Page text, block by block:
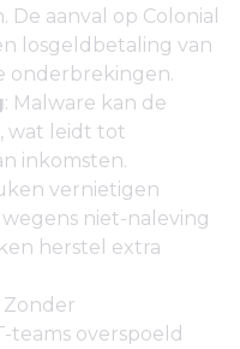
aanval op Colonial
losgeldbetaling van
onderbrekingen.
: Malware kan de
wat leidt tot
inkomsten.
vernietigen
niet-naleving
herstel extra
Zonder
teams overspoeld